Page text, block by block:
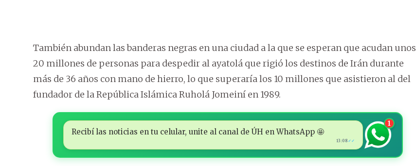
También abundan las banderas negras en una ciudad a la que se esperan que acudan unos
20 millones de personas para despedir al ayatolá que rigió los destinos de Irán durante
más de 36 años con mano de hierro, lo que superaría los 10 millones que asistieron al del
fundador de la República Islámica Ruholá Jomeiní en 1989.
Recibí las noticias en tu celular, unite al canal de ÚH en WhatsApp 🤩
13:08 ✓✓
1